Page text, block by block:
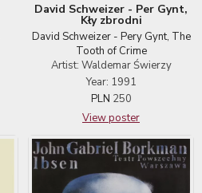
David Schweizer - Per Gynt,
Kły zbrodni
David Schweizer - Pery Gynt, The
Tooth of Crime
Artist: Waldemar Świerzy
Year: 1991
PLN 250
View poster